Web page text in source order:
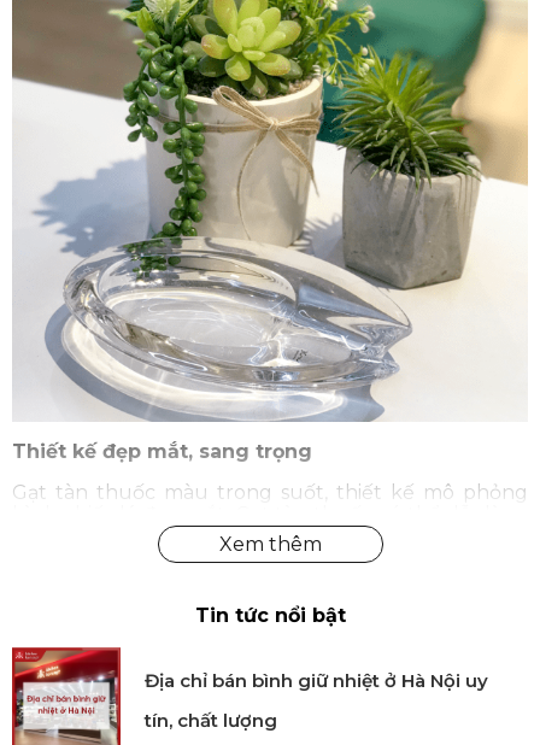
Thiết kế đẹp mắt, sang trọng
Gạt tàn thuốc màu trong suốt, thiết kế mô phỏng
đặt ở bất cứ đâu, giúp không gian sống luôn sạch sẽ,
không làm ảnh hưởng đến những người xung
Tin tức nổi bật
Địa chỉ bán bình giữ nhiệt ở Hà Nội uy
tín, chất lượng